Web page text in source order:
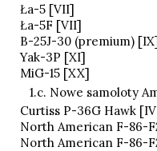
Ła-5 [VII]
Ła-5F [VII]
B-25J-30 (premium)
Yak-3P [XI]
MiG-15 [XX]
1.c. Nowe samoloty
Curtiss P-36G Hawk
North American F-86-
North American F-86-